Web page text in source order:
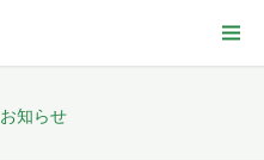
お知らせ